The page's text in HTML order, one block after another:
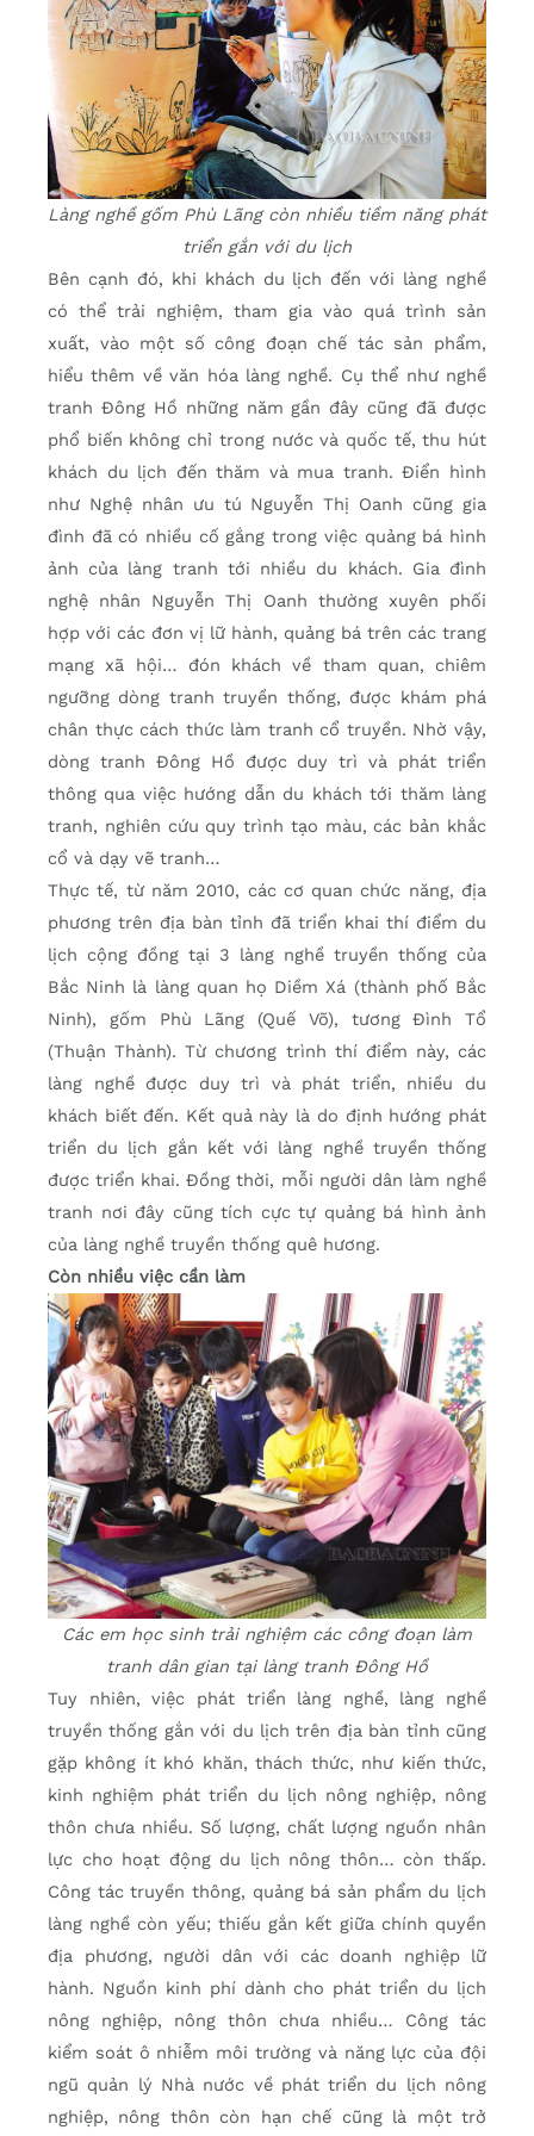
Làng nghề gốm Phù Lãng còn nhiều tiềm năng phát
triển gắn với du lịch
Bên cạnh đó, khi khách du lịch đến với làng nghề
có thể trải nghiệm, tham gia vào quá trình sản
xuất, vào một số công đoạn chế tác sản phẩm,
hiểu thêm về văn hóa làng nghề. Cụ thể như nghề
tranh Đông Hồ những năm gần đây cũng đã được
phổ biến không chỉ trong nước và quốc tế, thu hút
khách du lịch đến thăm và mua tranh. Điển hình
như Nghệ nhân ưu tú Nguyễn Thị Oanh cũng gia
đình đã có nhiều cố gắng trong việc quảng bá hình
ảnh của làng tranh tới nhiều du khách. Gia đình
nghệ nhân Nguyễn Thị Oanh thường xuyên phối
hợp với các đơn vị lữ hành, quảng bá trên các trang
mạng xã hội… đón khách về tham quan, chiêm
ngưỡng dòng tranh truyền thống, được khám phá
chân thực cách thức làm tranh cổ truyền. Nhờ vậy,
dòng tranh Đông Hồ được duy trì và phát triển
thông qua việc hướng dẫn du khách tới thăm làng
tranh, nghiên cứu quy trình tạo màu, các bản khắc
cổ và dạy vẽ tranh…
Thực tế, từ năm 2010, các cơ quan chức năng, địa
phương trên địa bàn tỉnh đã triển khai thí điểm du
lịch cộng đồng tại 3 làng nghề truyền thống của
Bắc Ninh là làng quan họ Diềm Xá (thành phố Bắc
Ninh), gốm Phù Lãng (Quế Võ), tương Đình Tổ
(Thuận Thành). Từ chương trình thí điểm này, các
làng nghề được duy trì và phát triển, nhiều du
khách biết đến. Kết quả này là do định hướng phát
triển du lịch gắn kết với làng nghề truyền thống
được triển khai. Đồng thời, mỗi người dân làm nghề
tranh nơi đây cũng tích cực tự quảng bá hình ảnh
của làng nghề truyền thống quê hương.
Còn nhiều việc cần làm
Các em học sinh trải nghiệm các công đoạn làm
tranh dân gian tại làng tranh Đông Hồ
Tuy nhiên, việc phát triển làng nghề, làng nghề
truyền thống gắn với du lịch trên địa bàn tỉnh cũng
gặp không ít khó khăn, thách thức, như kiến thức,
kinh nghiệm phát triển du lịch nông nghiệp, nông
thôn chưa nhiều. Số lượng, chất lượng nguồn nhân
lực cho hoạt động du lịch nông thôn… còn thấp.
Công tác truyền thông, quảng bá sản phẩm du lịch
làng nghề còn yếu; thiếu gắn kết giữa chính quyền
địa phương, người dân với các doanh nghiệp lữ
hành. Nguồn kinh phí dành cho phát triển du lịch
nông nghiệp, nông thôn chưa nhiều… Công tác
kiểm soát ô nhiễm môi trường và năng lực của đội
ngũ quản lý Nhà nước về phát triển du lịch nông
nghiệp, nông thôn còn hạn chế cũng là một trở